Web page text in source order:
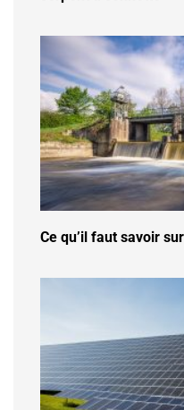
Ce qu’il faut savoir